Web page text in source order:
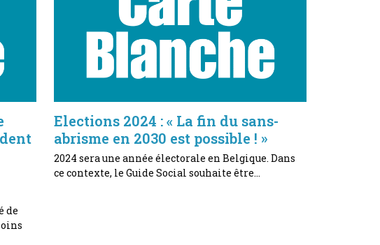
de
Elections 2024 : « La fin du sans-
abrisme en 2030 est possible ! »
2024 sera une année électorale en Belgique. Dans
ce contexte, le Guide Social souhaite être…